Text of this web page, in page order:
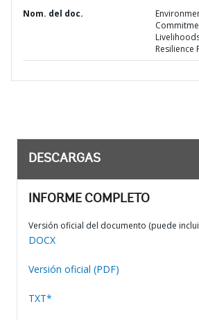
Nom. del doc.
Resilience
DESCARGAS
INFORME COMPLETO
Versión oficial del documento (puede
DOCX
Versión oficial (PDF)
TXT*